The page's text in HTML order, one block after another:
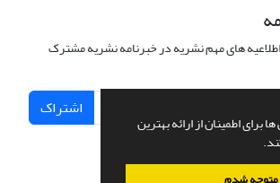
برای اطمینان از ارائه بهترین
اطلاعیه های مهم نشریه در خبرنامه نشریه مشترک
اشتراک